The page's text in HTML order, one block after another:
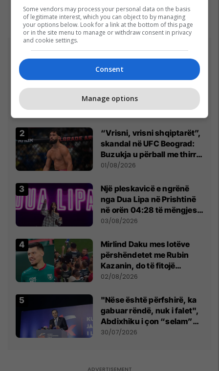
Top 5
Kosovës për krime lufte,
ish-gjenerali serb thotë se
dikush e tradhtoi në
Beograd
02/08/2026
“Vrisni, vrisni shqiptarët”,
skandal në UFC Beograd:
Buzukja u përball me thirrje
anti-shqiptare nga
01/08/2026
Një pleskavicë e ngrënë
nga Dua Lipa në Prishtinë
në orën 04:28 të mëngjesit
- dhe bota digjitale serbe
03/08/2026
Mirlind Daku mes lotëve
përshëndetet me Rubin
Kazanin, do të fitojë
miliona te Spartak Moska
02/08/2026
"Nëse është përfshirë, ka
gabuar rëndë, nuk i falet",
Abdixhiku i çon “selam”
Përparim Ramës
30/07/2026
Some vendors may process your personal data on the basis
of legitimate interest, which you can object to by managing
your options below. Look for a link at the bottom of this page
or in the site menu to manage or withdraw consent in privacy
and cookie settings.
Consent
Manage options